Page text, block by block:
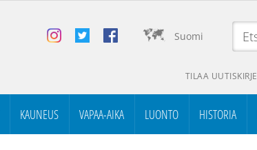
Suomi
TILAA UUTISKIRJE
KAUNEUS VAPAA-AIKA LUONTO HISTORIA